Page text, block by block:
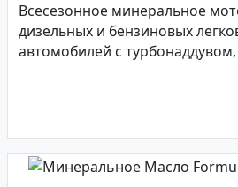
Всесезонное минеральное
дизельных и бензиновых
автомобилей с